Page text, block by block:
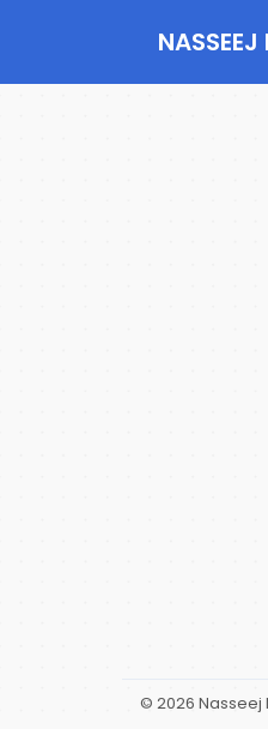
NASSEEJ
© 2026 Nasseej